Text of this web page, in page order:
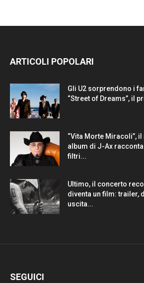
ARTICOLI POPOLARI
Gli U2 sorprendono i
“Street of Dreams”, il
“Vita Morte Miracoli”, il
album di J-Ax
filtri...
Ultimo, il concerto
diventa un film: trailer,
uscita...
SEGUICI